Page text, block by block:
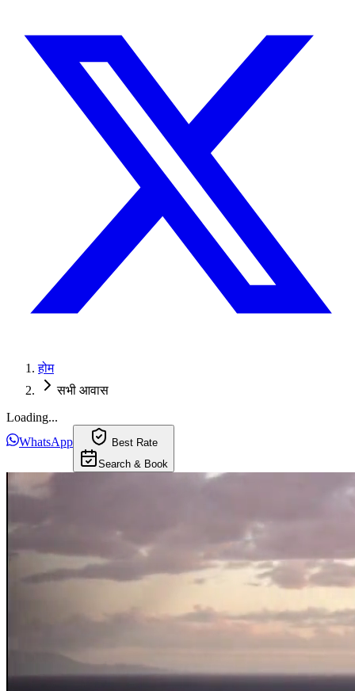
होम
सभी आवास
Loading...
WhatsApp
Best Rate
Search & Book